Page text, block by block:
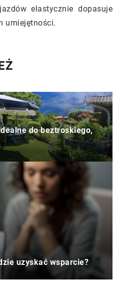
elastycznie dopasuje
umiejętności.
do beztroskiego,
uzyskać wsparcie?